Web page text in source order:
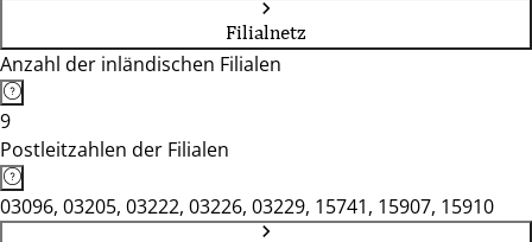
Filialnetz
Anzahl der inländischen Filialen
9
Postleitzahlen der Filialen
03096, 03205, 03222, 03226, 03229, 15741, 15907, 15910